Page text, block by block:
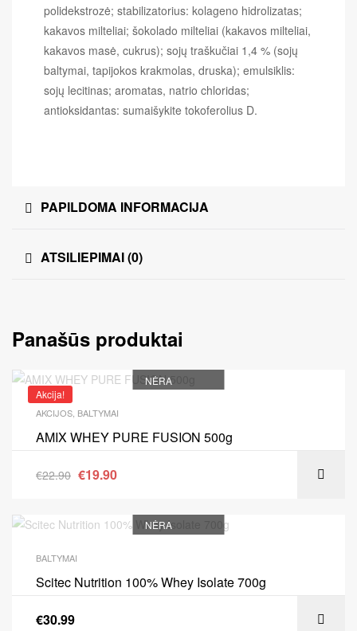
polidekstrozė; stabilizatorius: kolageno hidrolizatas;
kakavos milteliai; šokolado milteliai (kakavos milteliai,
kakavos masė, cukrus); sojų traškučiai 1,4 % (sojų
baltymai, tapijokos krakmolas, druska); emulsiklis:
sojų lecitinas; aromatas, natrio chloridas;
antioksidantas: sumaišykite tokoferolius D.
PAPILDOMA INFORMACIJA
ATSILIEPIMAI (0)
Panašūs produktai
Akcija!
NĖRA
AKCIJOS BALTYMAI
AMIX WHEY PURE FUSION 500g
€22.90 €19.90
NĖRA
BALTYMAI
Scitec Nutrition 100% Whey Isolate 700g
€30.99